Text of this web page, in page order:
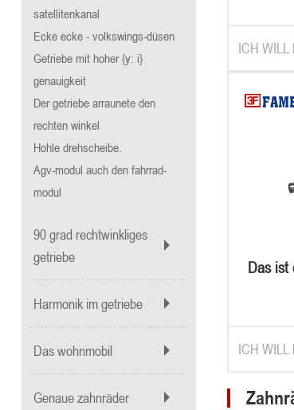
satellitenkanal
Ecke ecke - volkswings-düsen
Getriebe mit hoher {y: i}
genauigkeit
Der getriebe arraunete den
rechten winkel
Hohle drehscheibe.
Agv-modul auch den fahrrad-
modul
90 grad rechtwinkliges
getriebe
Harmonik im getriebe
Das wohnmobil
Genaue zahnräder
ICH WILL
Das ist
ICH WILL